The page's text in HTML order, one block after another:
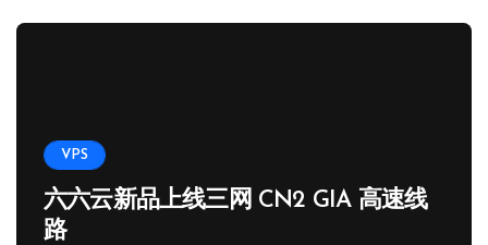
VPS
六六云新品上线三网 CN2 GIA 高速线
路